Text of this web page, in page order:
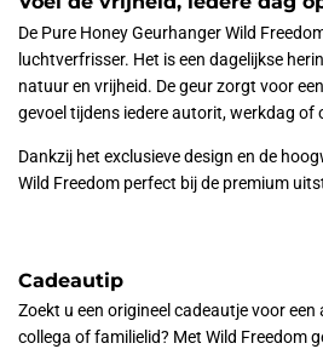
De Pure Honey Geurhanger Wild
luchtverfrisser. Het is een dagelijkse
natuur en vrijheid. De geur zorgt voor
gevoel tijdens iedere autorit, werkdag
Dankzij het exclusieve design en de
Wild Freedom perfect bij de premium
Cadeautip
Zoekt u een origineel cadeautje voor
collega of familielid? Met Wild Freedom